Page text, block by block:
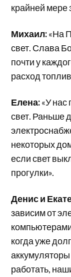
крайней мере
Михаил:«На
свет. Слава
почти у
расход
Елена:«У нас
свет. Раньше
некоторых
если свет
прогулки».
Денис и
зависим от
когда уже
работать,